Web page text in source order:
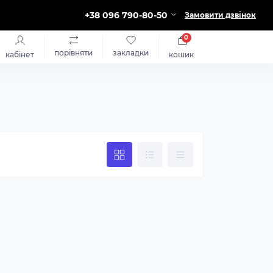
+38 096 790-80-50 Замовити дзвінок
кабінет порівняти закладки кошик
0